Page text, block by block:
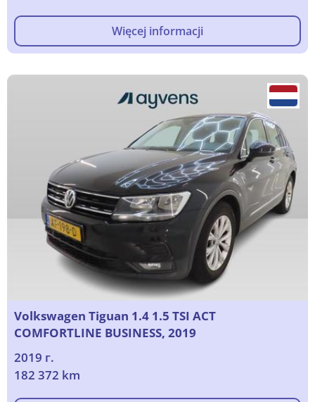
Więcej informacji
Volkswagen Tiguan 1.4 1.5 TSI ACT
COMFORTLINE BUSINESS, 2019
2019 г.
182 372 km